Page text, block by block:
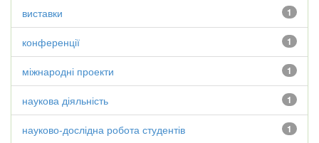
1
виставки
1
конференції
1
міжнародні проекти
1
наукова діяльність
1
науково-дослідна робота студентів